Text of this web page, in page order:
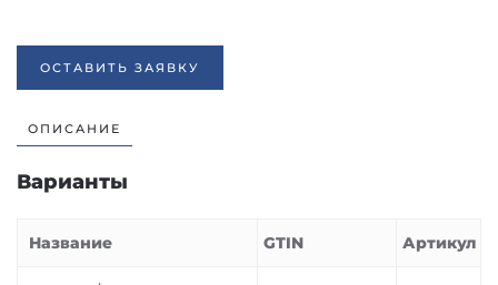
ОСТАВИТЬ ЗАЯВКУ
ОПИСАНИЕ
Варианты
Название GTIN Артикул